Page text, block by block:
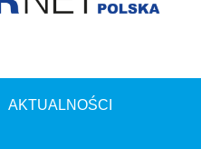
AKTUALNOŚCI